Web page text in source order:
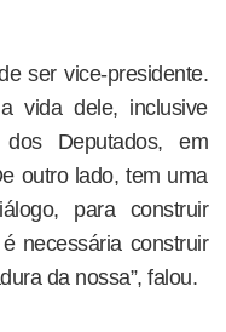
ser vice-presidente.
vida dele, inclusive
Deputados, em
outro lado, tem uma
para construir
necessária construir
da nossa”, falou.